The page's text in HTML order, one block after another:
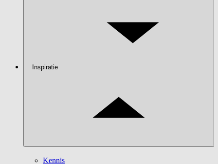
Inspiratie
Kennis